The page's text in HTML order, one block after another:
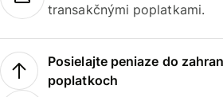
transakčnými poplatkami.
Posielajte peniaze do
poplatkoch